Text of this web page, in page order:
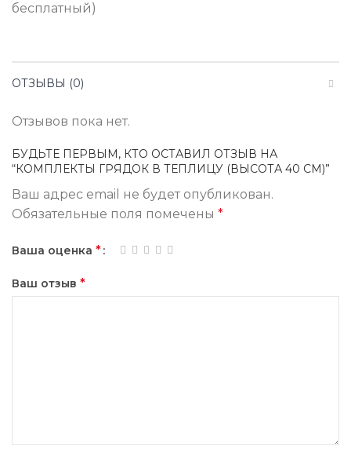
бесплатный)
ОТЗЫВЫ (0)
Отзывов пока нет.
БУДЬТЕ ПЕРВЫМ, КТО ОСТАВИЛ ОТЗЫВ НА
“КОМПЛЕКТЫ ГРЯДОК В ТЕПЛИЦУ (ВЫСОТА 40 СМ)”
Ваш адрес email не будет опубликован.
Обязательные поля помечены *
Ваша оценка *
Ваш отзыв *